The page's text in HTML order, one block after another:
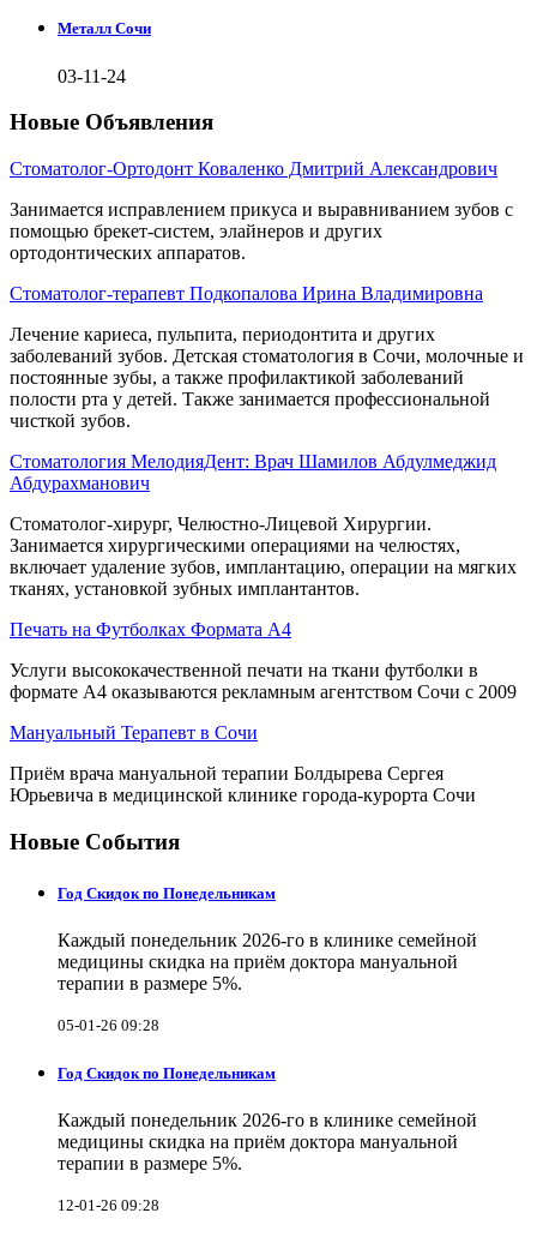
Металл Сочи
03-11-24
Новые Объявления
Стоматолог-Ортодонт Коваленко Дмитрий Александрович
Занимается исправлением прикуса и выравниванием зубов с
помощью брекет-систем, элайнеров и других
ортодонтических аппаратов.
Стоматолог-терапевт Подкопалова Ирина Владимировна
Лечение кариеса, пульпита, периодонтита и других
заболеваний зубов. Детская стоматология в Сочи, молочные и
постоянные зубы, а также профилактикой заболеваний
полости рта у детей. Также занимается профессиональной
чисткой зубов.
Стоматология МелодияДент: Врач Шамилов Абдулмеджид
Абдурахманович
Стоматолог-хирург, Челюстно-Лицевой Хирургии.
Занимается хирургическими операциями на челюстях,
включает удаление зубов, имплантацию, операции на мягких
тканях, установкой зубных имплантантов.
Печать на Футболках Формата А4
Услуги высококачественной печати на ткани футболки в
формате А4 оказываются рекламным агентством Сочи с 2009
Мануальный Терапевт в Сочи
Приём врача мануальной терапии Болдырева Сергея
Юрьевича в медицинской клинике города-курорта Сочи
Новые События
Год Скидок по Понедельникам
Каждый понедельник 2026-го в клинике семейной
медицины скидка на приём доктора мануальной
терапии в размере 5%.
05-01-26 09:28
Год Скидок по Понедельникам
Каждый понедельник 2026-го в клинике семейной
медицины скидка на приём доктора мануальной
терапии в размере 5%.
12-01-26 09:28